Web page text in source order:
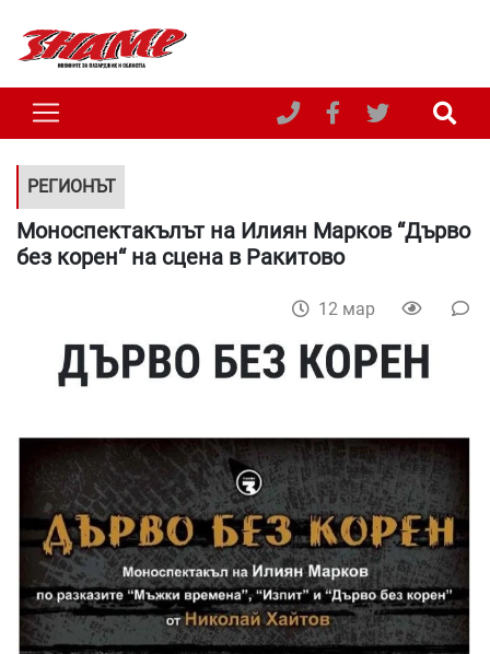
РЕГИОНЪТ
Моноспектакълът на Илиян Марков “Дърво
без корен“ на сцена в Ракитово
12 мар